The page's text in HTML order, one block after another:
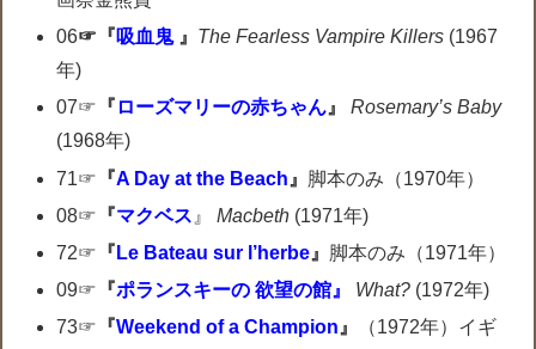
06☞『吸血鬼』 The Fearless Vampire Killers (1967
年)
07☞ 『 ローズマリーの赤ちゃん 』
Rosemary’s Baby
(1968年)
71☞ 『A Day at the Beach 』 脚本のみ（1970年）
08☞ 『マクベス 』Macbeth (1971年)
72☞ 『 Le Bateau sur l’herbe 』 脚本のみ（1971年）
09☞ 『ポランスキーの 欲望の館』 What? (1972年)
73☞ 『Weekend of a Champion 』
（1972年）イギ